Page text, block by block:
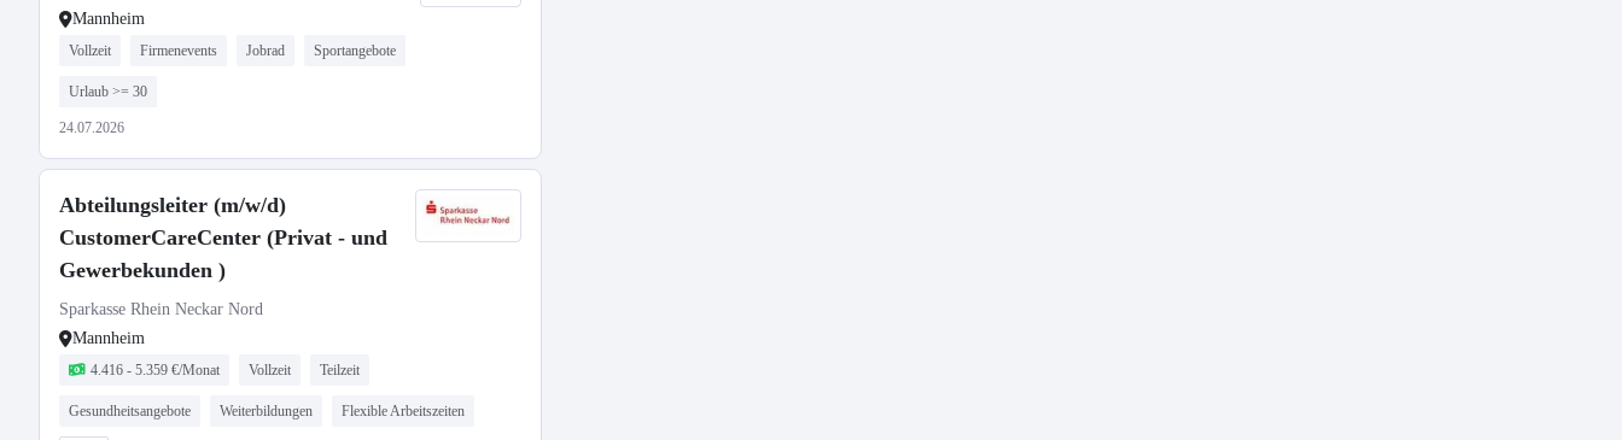
Mannheim
Vollzeit Firmenevents Jobrad Sportangebote
Urlaub >= 30
24.07.2026
Abteilungsleiter (m/w/d)
CustomerCareCenter (Privat - und
Gewerbekunden )
Sparkasse Rhein Neckar Nord
Mannheim
4.416 - 5.359 €/Monat Vollzeit Teilzeit
Gesundheitsangebote Weiterbildungen Flexible Arbeitszeiten